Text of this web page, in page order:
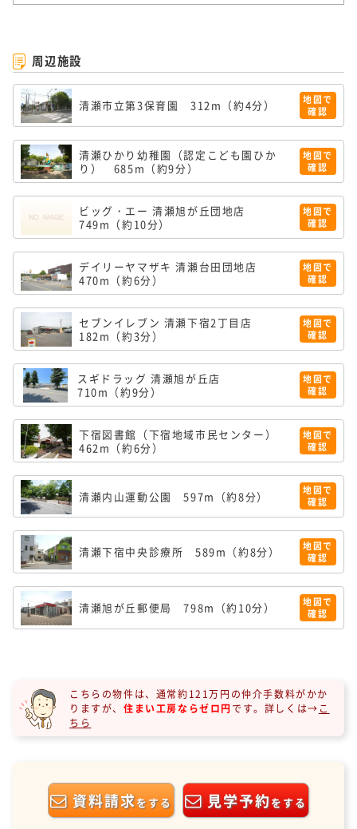
周辺施設
清瀬市立第3保育園 312m（約4分）
地図で
確認
清瀬ひかり幼稚園（認定こども園ひか
り）
685m（約9分）
地図で
確認
ビッグ・エー 清瀬旭が丘団地店
749m（約10分）
地図で
確認
デイリーヤマザキ 清瀬台田団地店
470m（約6分）
地図で
確認
セブンイレブン 清瀬下宿2丁目店
182m（約3分）
地図で
確認
スギドラッグ 清瀬旭が丘店
710m（約9分）
地図で
確認
下宿図書館（下宿地域市民センター）
462m（約6分）
地図で
確認
清瀬内山運動公園 597m（約8分）
地図で
確認
清瀬下宿中央診療所 589m（約8分）
地図で
確認
清瀬旭が丘郵便局 798m（約10分）
地図で
確認
こちらの物件は、通常約121万円の仲介手数料がかか
りますが、住まい工房ならゼロ円 です。 詳しくは→ こ
ちら
資料請求をする 見学予約をする